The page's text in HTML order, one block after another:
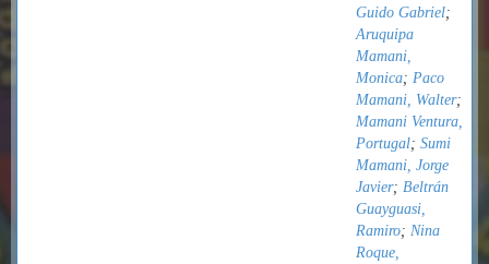
Guido Gabriel;
Aruquipa
Mamani,
Monica; Paco
Mamani, Walter;
Mamani Ventura,
Portugal; Sumi
Mamani, Jorge
Javier; Beltrán
Guayguasi,
Ramiro; Nina
Roque,